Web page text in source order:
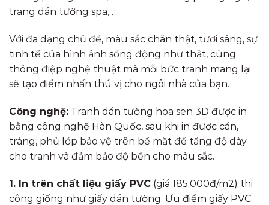
trang dán tường spa,…
Với đa dạng chủ đề, màu sắc chân thật, tươi sáng, sự
tinh tế của hình ảnh sống động như thật, cùng
thông điệp nghệ thuật mà mỗi bức tranh mang lại
sẽ tạo điểm nhấn thú vị cho ngôi nhà của bạn.
Công nghệ: Tranh dán tường hoa sen 3D được in
bằng công nghệ Hàn Quốc, sau khi in được cán,
tráng, phủ lớp bảo vệ trên bề mặt để tăng độ dày
cho tranh và đảm bảo độ bền cho màu sắc.
1. In trên chất liệu giấy PVC (giá 185.000đ/m2) thi
công giống như giấy dán tường. Ưu điểm giấy PVC